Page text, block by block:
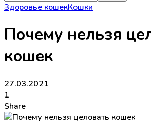
Здоровье кошекКошки
Почему нельзя
кошек
27.03.2021
1
Share